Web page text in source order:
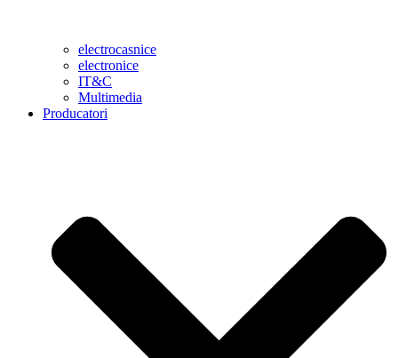
electrocasnice
electronice
IT&C
Multimedia
Producatori